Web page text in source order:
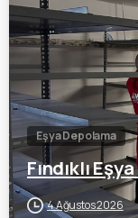
Eşya Depolama
Fındıklı
4 Ağustos 2026